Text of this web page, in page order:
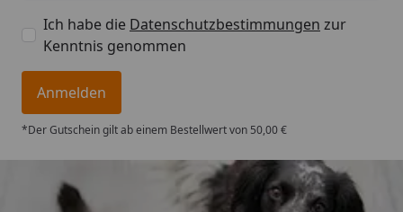
Ich habe die Datenschutzbestimmungen zur
Kenntnis genommen
Anmelden
*Der Gutschein gilt ab einem Bestellwert von 50,00 €